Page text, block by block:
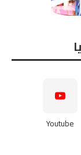
Youtube